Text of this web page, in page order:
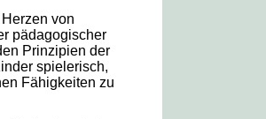
von
pädagogischer
Prinzipien der
spielerisch,
Fähigkeiten zu